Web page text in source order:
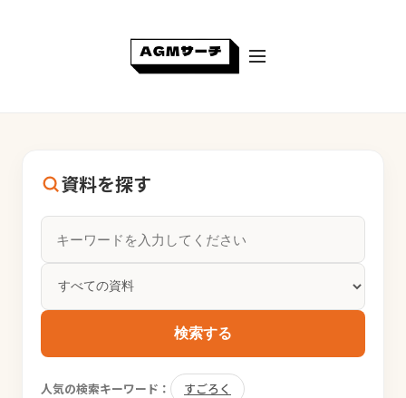
資料を探す
検索する
人気の検索キーワード：
すごろく